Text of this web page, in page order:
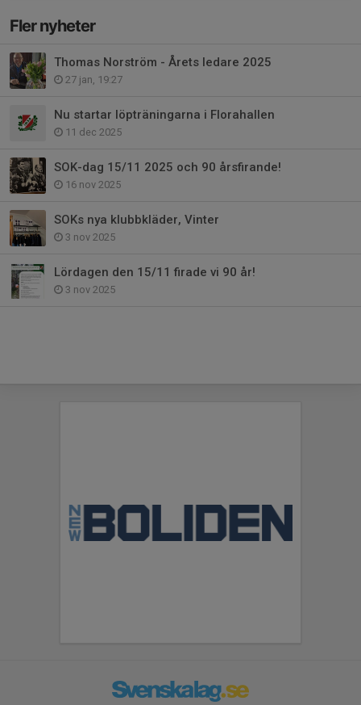
Fler nyheter
Thomas Norström - Årets ledare 2025
27 jan, 19:27
Nu startar löpträningarna i Florahallen
11 dec 2025
SOK-dag 15/11 2025 och 90 årsfirande!
16 nov 2025
SOKs nya klubbkläder, Vinter
3 nov 2025
Lördagen den 15/11 firade vi 90 år!
3 nov 2025